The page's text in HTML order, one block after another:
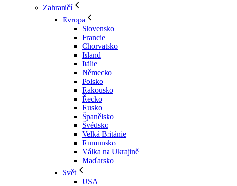
Zahraničí
Evropa
Slovensko
Francie
Chorvatsko
Island
Itálie
Německo
Polsko
Rakousko
Řecko
Rusko
Španělsko
Švédsko
Velká Británie
Rumunsko
Válka na Ukrajině
Maďarsko
Svět
USA